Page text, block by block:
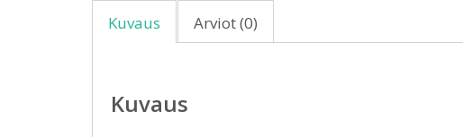
Kuvaus Arviot (0)
Kuvaus